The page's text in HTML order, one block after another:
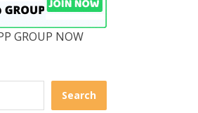
GROUP NOW
Search